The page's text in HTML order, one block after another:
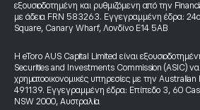
εξουσιοδοτημένη και ρυθμιζόμενη από την
με άδεια FRN 583263. Εγγεγραμμένη έδρα:
Square, Canary Wharf, Λονδίνο E14 5AB
Η eToro AUS Capital Limited είναι
Securities and Investments Commission (ASIC) να
χρηματοοικονομικές υπηρεσίες με την
491139. Εγγεγραμμένη έδρα: Επίπεδο 3, 60
NSW 2000, Αυστραλία